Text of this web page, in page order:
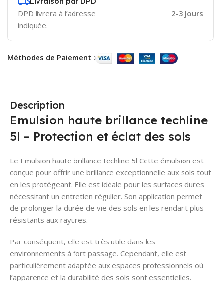
DPD livrera à l’adresse
indiquée.
2-3 Jours
Méthodes de Paiement :
Description
Emulsion haute brillance techline
5l – Protection et éclat des sols
Le Emulsion haute brillance techline 5l Cette émulsion est
conçue pour offrir une brillance exceptionnelle aux sols tout
en les protégeant. Elle est idéale pour les surfaces dures
nécessitant un entretien régulier. Son application permet
de prolonger la durée de vie des sols en les rendant plus
résistants aux rayures.
Par conséquent, elle est très utile dans les
environnements à fort passage. Cependant, elle est
particulièrement adaptée aux espaces professionnels où
l’apparence et la durabilité des sols sont essentielles.